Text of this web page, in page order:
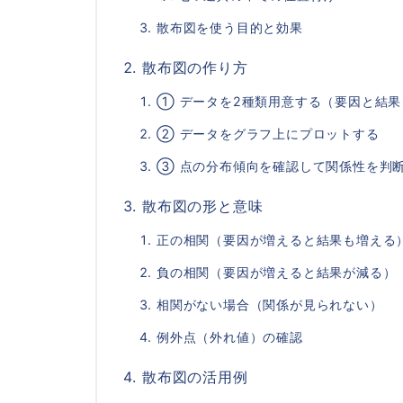
散布図を使う目的と効果
散布図の作り方
① データを2種類用意する（要因と結果
② データをグラフ上にプロットする
③ 点の分布傾向を確認して関係性を判
散布図の形と意味
正の相関（要因が増えると結果も増える）
負の相関（要因が増えると結果が減る）
相関がない場合（関係が見られない）
例外点（外れ値）の確認
散布図の活用例